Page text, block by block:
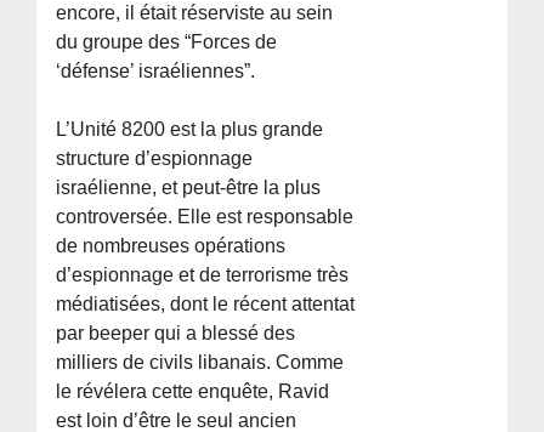
encore, il était réserviste au sein
du groupe des “Forces de
‘défense’ israéliennes”.
L’Unité 8200 est la plus grande
structure d’espionnage
israélienne, et peut-être la plus
controversée. Elle est responsable
de nombreuses opérations
d’espionnage et de terrorisme très
médiatisées, dont le récent attentat
par beeper qui a blessé des
milliers de civils libanais. Comme
le révélera cette enquête, Ravid
est loin d’être le seul ancien